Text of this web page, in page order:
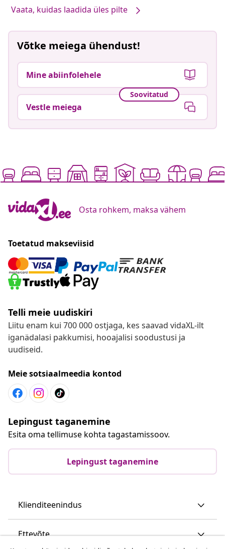
Vaata, kuidas laadida üles pilte
Võtke meiega ühendust!
Mine abiinfolehele
Soovitatud
Vestle meiega
Osta rohkem, maksa vähem
Toetatud makseviisid
Telli meie uudiskiri
Liitu enam kui 700 000 ostjaga, kes saavad vidaXL-ilt
iganädalasi pakkumisi, hooajalisi soodustusi ja
uudiseid.
Meie sotsiaalmeedia kontod
Lepingust taganemine
Esita oma tellimuse kohta tagastamissoov.
Lepingust taganemine
Klienditeenindus
Ettevõte